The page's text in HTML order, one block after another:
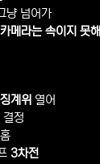
냥 넘어가
카메라는 속이지 못해
징계위 열어
결정
3차전